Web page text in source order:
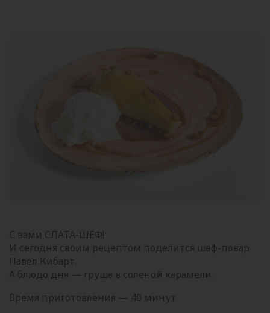
С вами СЛАТА-ШЕФ!
И сегодня своим рецептом поделится шеф-повар
Павел Кибарт.
А блюдо дня — груша в соленой карамели.
Время приготовления — 40 минут